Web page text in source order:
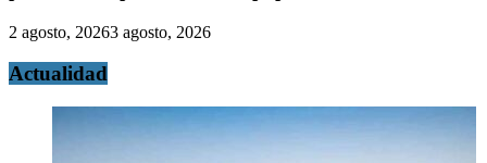
2 agosto, 20263 agosto, 2026
Actualidad